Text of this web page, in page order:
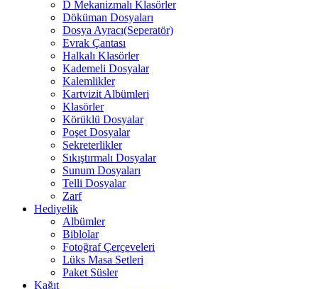
D Mekanizmalı Klasörler
Döküman Dosyaları
Dosya Ayracı(Seperatör)
Evrak Çantası
Halkalı Klasörler
Kademeli Dosyalar
Kalemlikler
Kartvizit Albümleri
Klasörler
Körüklü Dosyalar
Poşet Dosyalar
Sekreterlikler
Sıkıştırmalı Dosyalar
Sunum Dosyaları
Telli Dosyalar
Zarf
Hediyelik
Albümler
Biblolar
Fotoğraf Çerçeveleri
Lüks Masa Setleri
Paket Süsler
Kağıt